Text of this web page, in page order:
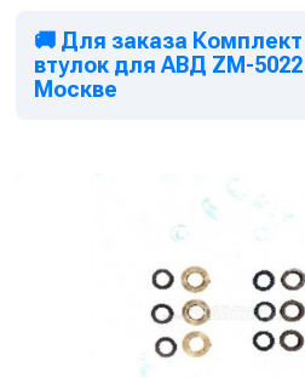
🚚 Для заказа
втулок для АВД ZM-
Москве